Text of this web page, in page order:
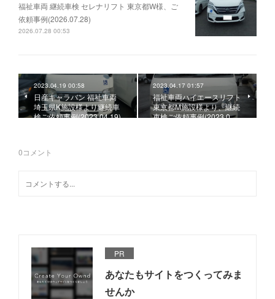
福祉車両 継続車検 セレナリフト 東京都W様、ご
依頼事例(2026.07.28)
2026.07.28 00:53
2023.04.19 00:58
日産キャラバン 福祉車両
埼玉県K施設様より継続車
検ご依頼事例(2023.04.19)
2023.04.17 01:57
福祉車両ハイエースリフト
東京都M施設様より、継続
車検ご依頼事例(2023.0…
0コメント
PR
あなたもサイトをつくってみま
せんか